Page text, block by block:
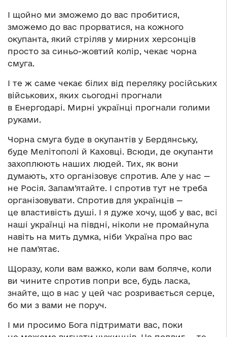
І щойно ми зможемо до вас пробитися,
зможемо до вас прорватися, на кожного
окупанта, який стріляв у мирних херсонців
просто за синьо-жовтий колір, чекає чорна
смуга.
І те ж саме чекає білих від переляку російських
військових, яких сьогодні прогнали
в Енергодарі. Мирні українці прогнали голими
руками.
Чорна смуга буде в окупантів у Бердянську,
буде Мелітополі й Каховці. Всюди, де окупанти
захоплюють наших людей. Тих, як вони
думають, хто організовує спротив. Але у нас —
не Росія. Запам’ятайте. І спротив тут не треба
організовувати. Спротив для українців —
це властивість душі. І я дуже хочу, щоб у вас, всі
наші українці на півдні, ніколи не промайнула
навіть на мить думка, ніби Україна про вас
не памʼятає.
Щоразу, коли вам важко, коли вам боляче, коли
ви чините спротив попри все, будь ласка,
знайте, що в нас у цей час розривається серце,
бо ми з вами не поруч.
І ми просимо Бога підтримати вас, поки